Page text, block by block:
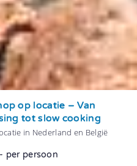
op locatie – Van
tot slow cooking
in Nederland en België
per persoon